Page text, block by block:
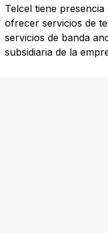
Telcel tiene
ofrecer servicios de
servicios de banda
subsidiaria de la